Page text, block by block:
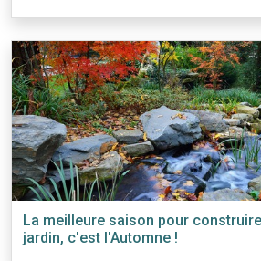
La meilleure saison pour
jardin, c'est l'Automne !